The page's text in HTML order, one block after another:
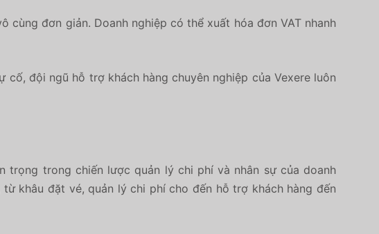
cùng đơn giản. Doanh nghiệp có thể xuất hóa đơn VATnhanh
cố, đội ngũ hỗ trợ khách hàng chuyên nghiệp của Vexere luôn
trong chiến lược quản lý chi phí và nhân sự của doanh
khâu đặt vé, quản lý chi phí cho đến hỗ trợ khách hàng đến